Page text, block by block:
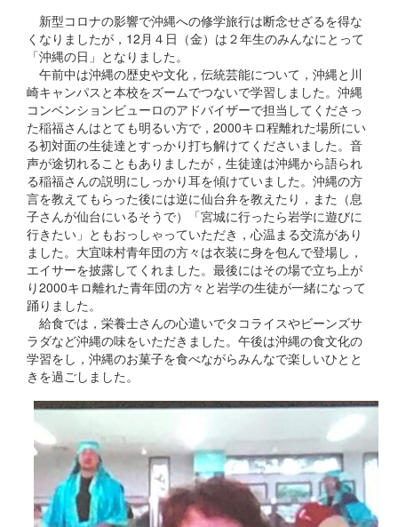
新型コロナの影響で沖縄への修学旅行は断念せざるを得な
くなりましたが，12月４日（金）は２年生のみんなにとって
「沖縄の日」となりました。
午前中は沖縄の歴史や文化，伝統芸能について，沖縄と川
崎キャンパスと本校をズームでつないで学習しました。沖縄
コンベンションビューロのアドバイザーで担当してくださっ
た稲福さんはとても明るい方で，2000キロ程離れた場所にい
る初対面の生徒達とすっかり打ち解けてくださいました。音
声が途切れることもありましたが，生徒達は沖縄から語られ
る稲福さんの説明にしっかり耳を傾けていました。沖縄の方
言を教えてもらった後には逆に仙台弁を教えたり，また（息
子さんが仙台にいるそうで）「宮城に行ったら岩学に遊びに
行きたい」ともおっしゃっていただき，心温まる交流があり
ました。大宜味村青年団の方々は衣装に身を包んで登場し，
エイサーを披露してくれました。最後にはその場で立ち上が
り2000キロ離れた青年団の方々と岩学の生徒が一緒になって
踊りました。
給食では，栄養士さんの心遣いでタコライスやビーンズサ
ラダなど沖縄の味をいただきました。午後は沖縄の食文化の
学習をし，沖縄のお菓子を食べながらみんなで楽しいひとと
きを過ごしました。